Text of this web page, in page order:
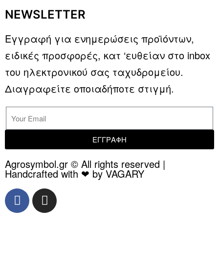
NEWSLETTER
Εγγραφή για ενημερώσεις προϊόντων,
ειδικές προσφορές, κατ ‘ευθείαν στο inbox
του ηλεκτρονικού σας ταχυδρομείου.
Διαγραφείτε οποιαδήποτε στιγμή.
ΕΓΓΡΑΦΗ
Agrosymbol.gr © All rights reserved |
Handcrafted with ❤ by VAGARY